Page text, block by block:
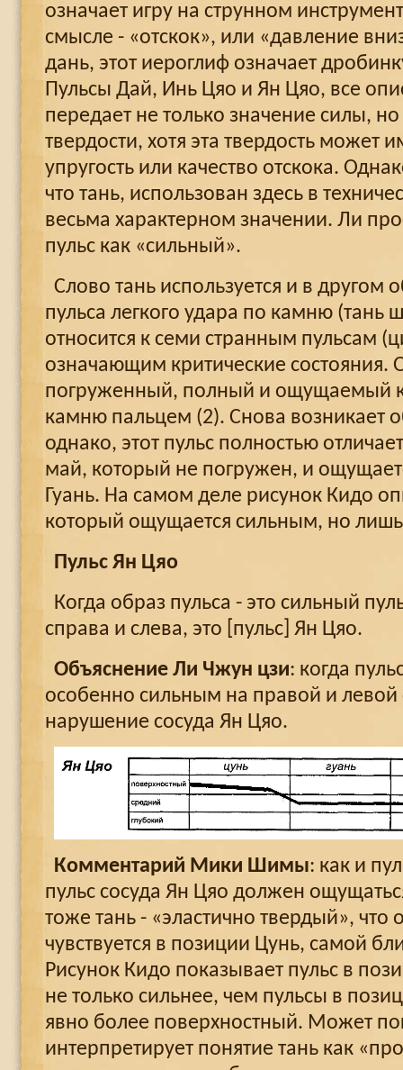
означает игру на струнном
смысле - «отскок», или «давление
дань, этот иероглиф означает
Пульсы Дай, Инь Цяо и Ян Цяо, все
передает не только значение силы,
твердости, хотя эта твердость может
упругость или качество отскока.
что тань, использован здесь в
весьма характерном значении. Ли
пульс как «сильный».
Слово тань используется и в другом
пульса легкого удара по камню (тань
относится к семи странным пульсам
означающим критические состояния.
погруженный, полный и ощущаемый
камню пальцем (2). Снова возникает
однако, этот пульс полностью
май, который не погружен, и
Гуань. На самом деле рисунок Кидо
который ощущается сильным, но
Пульс Ян Цяо
Когда образ пульса - это сильный
справа и слева, это [пульс] Ян Цяо.
Объяснение Ли Чжун цзи: когда
особенно сильным на правой и левой
нарушение сосуда Ян Цяо.
Комментарий Мики Шимы: как и
пульс сосуда Ян Цяо должен
тоже тань - «эластично твердый», что
чувствуется в позиции Цунь, самой
Рисунок Кидо показывает пульс в
не только сильнее, чем пульсы в
явно более поверхностный. Может
интерпретирует понятие тань как